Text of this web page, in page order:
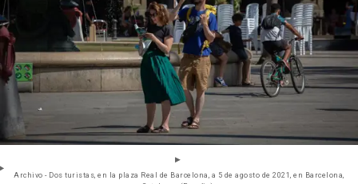
Archivo - Dos turistas, en la plaza Real de Barcelona, a 5 de agosto de 2021, en Barcelona,